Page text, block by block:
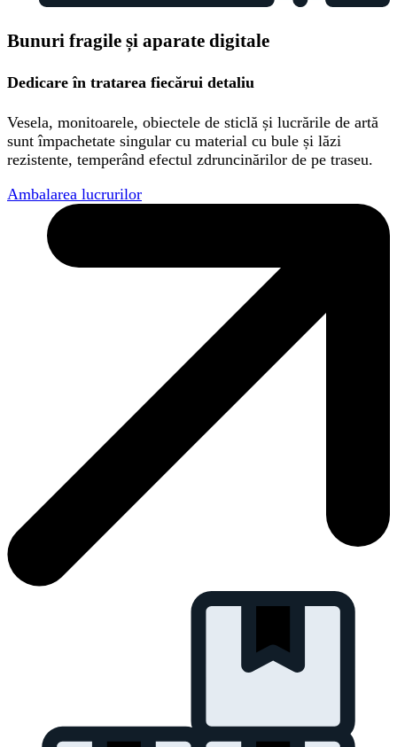
Bunuri fragile și aparate digitale
Dedicare în tratarea fiecărui detaliu
Vesela, monitoarele, obiectele de sticlă și lucrările de artă
sunt împachetate singular cu material cu bule și lăzi
rezistente, temperând efectul zdruncinărilor de pe traseu.
Ambalarea lucrurilor